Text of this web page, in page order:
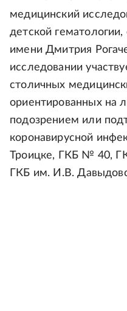
медицинский
детской
имени Дмитрия
исследовании
столичных
ориентированных на
подозрением или
коронавирусной
Троицке, ГКБ № 40,
ГКБ им. И.В.